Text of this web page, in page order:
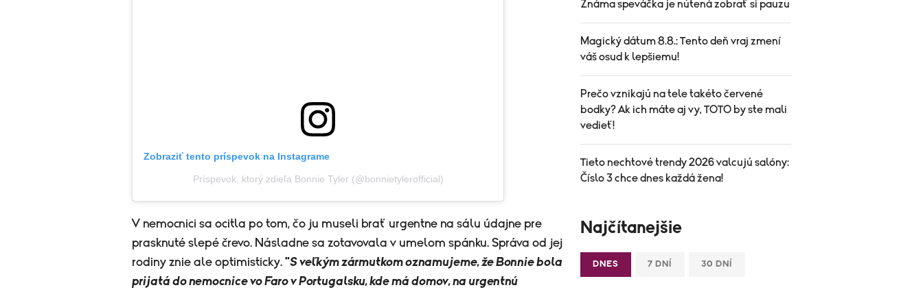
Zobraziť tento príspevok na Instagrame
Príspevok, ktorý zdieľa Bonnie Tyler (@bonnietylerofficial)
V nemocnici sa ocitla po tom, čo ju museli brať urgentne na sálu údajne pre
prasknuté slepé črevo. Násladne sa zotavovala v umelom spánku. Správa od jej
rodiny znie ale optimisticky. "S veľkým zármutkom oznamujeme, že Bonnie bola
prijatá do nemocnice vo Faro v Portugalsku, kde má domov, na urgentnú
Známa speváčka je nútená zobrať si pauzu
Magický dátum 8.8.: Tento deň vraj zmení
váš osud k lepšiemu!
Prečo vznikajú na tele takéto červené
bodky? Ak ich máte aj vy, TOTO by ste mali
vedieť!
Tieto nechtové trendy 2026 valcujú salóny:
Číslo 3 chce dnes každá žena!
Najčítanejšie
DNES 7 DNÍ 30 DNÍ